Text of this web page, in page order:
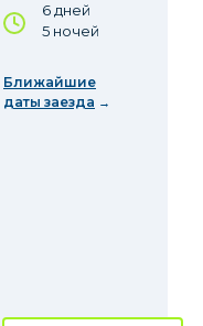
6 дней
5 ночей
Ближайшие
даты заезда